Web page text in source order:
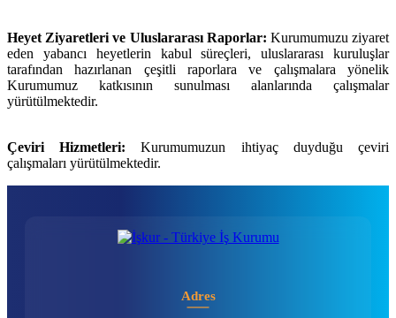
Heyet Ziyaretleri ve Uluslararası Raporlar: Kurumumuzu ziyaret
eden yabancı heyetlerin kabul süreçleri, uluslararası kuruluşlar
tarafından hazırlanan çeşitli raporlara ve çalışmalara yönelik
Kurumumuz katkısının sunulması alanlarında çalışmalar
yürütülmektedir.
Çeviri Hizmetleri:Kurumumuzun ihtiyaç duyduğu çeviri
çalışmaları yürütülmektedir.
Adres